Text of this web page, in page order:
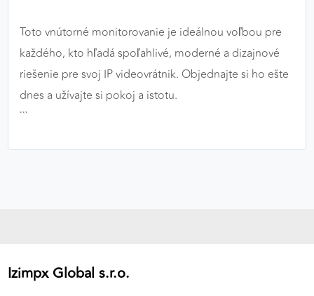
Toto vnútorné monitorovanie je ideálnou voľbou pre
každého, kto hľadá spoľahlivé, moderné a dizajnové
riešenie pre svoj IP videovrátnik. Objednajte si ho ešte
dnes a užívajte si pokoj a istotu.
```
Izimpx Global s.r.o.